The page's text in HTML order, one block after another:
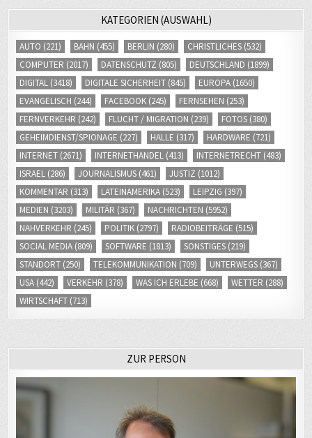
AUTO(221) BAHN(455) BERLIN(280) CHRISTLICHES(532)
COMPUTER
(2017) DATENSCHUTZ (805) DEUTSCHLAND(1899)
DIGITAL (3418) DIGITALE SICHERHEIT(845) EUROPA(1650)
EVANGELISCH (244) FACEBOOK(245) FERNSEHEN(253)
FERNVERKEHR(242) FLUCHT / MIGRATION(239) FOTOS
GEHEIMDIENST/SPIONAGE(227) HALLE (317) HARDWARE(721)
INTERNET(2671) INTERNETHANDEL(413) INTERNETRECHT(483)
ISRAEL(286) JOURNALISMUS(461) JUSTIZ
(1012)
KOMMENTAR
(313) LATEINAMERIKA (523) LEIPZIG
MEDIEN(3203) MILITÄR(367) NACHRICHTEN(5952)
NAHVERKEHR(245) POLITIK (2797) RADIOBEITRÄGE
SOCIAL MEDIA (809) SOFTWARE(1813) SONSTIGES(219)
STANDORT(250) TELEKOMMUNIKATION (709) UNTERWEGS
USA(442) VERKEHR(378) WAS ICH ERLEBE (668) WETTER(288)
WIRTSCHAFT(713)